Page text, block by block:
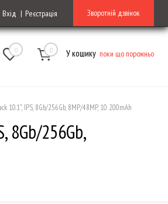
Вхід Реєстрація Зворотній дзвінок
0 0 У кошику поки що порожньо
10.1", IPS, 8Gb/256Gb, 8MP/48MP, 10 200mAh
8Gb/256Gb,